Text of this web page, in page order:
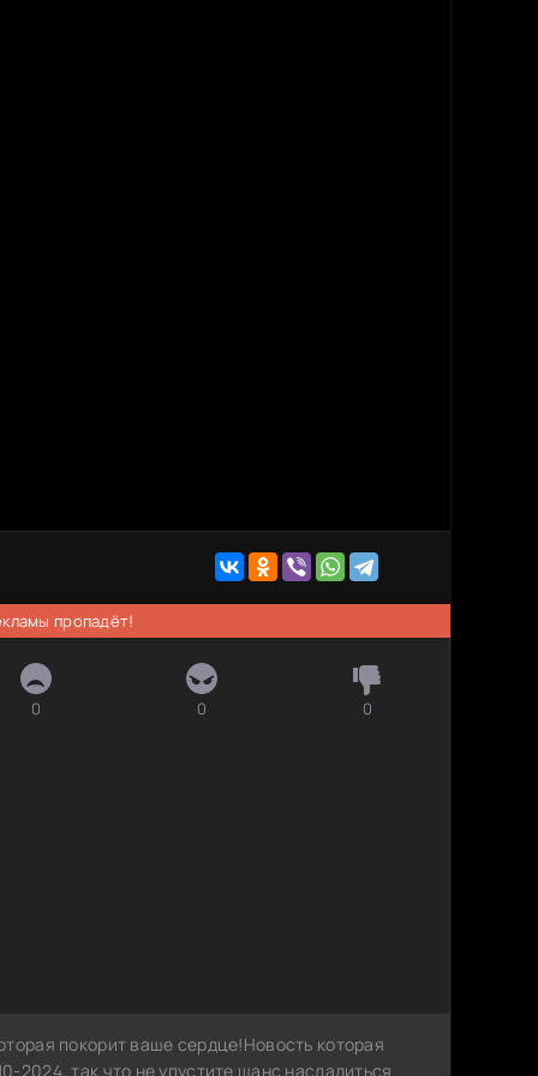
пропадёт!
0 0 0
покорит ваше сердце!Новость которая
так что не упустите шанс насладиться